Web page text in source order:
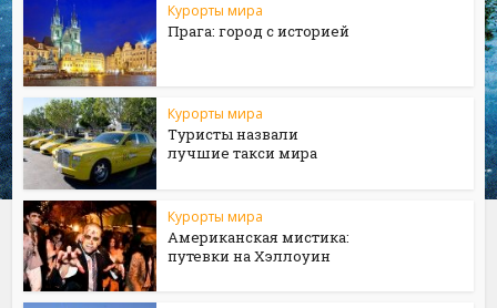
Курорты мира
Прага: город с историей
Курорты мира
Туристы назвали
лучшие такси мира
Курорты мира
Американская мистика:
путевки на Хэллоуин